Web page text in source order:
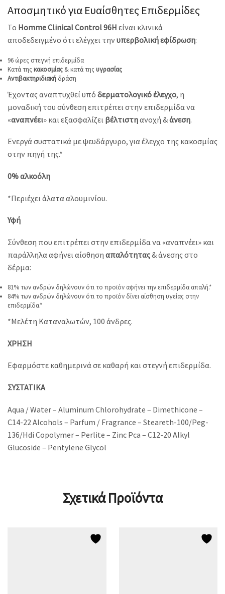
Αποσμητικό για Ευαίσθητες Επιδερμίδες
Το Homme Clinical Control 96H είναι κλινικά
αποδεδειγμένο ότι ελέγχει τηνυπερβολική εφίδρωση:
96 ώρες στεγνή επιδερμίδα
Κατά της κακοσμίας & κατά της υγρασίας
Αντιβακτηριδιακή δράση
Έχοντας αναπτυχθεί υπό δερματολογικό έλεγχο, η
μοναδική του σύνθεση επιτρέπει στην επιδερμίδα να
«αναπνέει» και εξασφαλίζει βέλτιστηανοχή &άνεση.
Ενεργά συστατικά με ψευδάργυρο, για έλεγχο της κακοσμίας
στην πηγή της.*
0% αλκοόλη
*Περιέχει άλατα αλουμινίου.
Υφή
Σύνθεση που επιτρέπει στην επιδερμίδα να «αναπνέει» και
παράλληλα αφήνει αίσθηση απαλότητας& άνεσης στο
δέρμα:
81% των ανδρών δηλώνουν ότι το προϊόν αφήνει την επιδερμίδα απαλή.*
84% των ανδρών δηλώνουν ότι το προϊόν δίνει αίσθηση υγείας στην
επιδερμίδα.*
*Μελέτη Καταναλωτών, 100 άνδρες.
ΧΡΗΣΗ
Εφαρμόστε καθημερινά σε καθαρή και στεγνή επιδερμίδα.
ΣΥΣΤΑΤΙΚΑ
Aqua / Water – Aluminum Chlorohydrate – Dimethicone –
C14-22 Alcohols – Parfum / Fragrance – Steareth-100/Peg-
136/Hdi Copolymer – Perlite – Zinc Pca – C12-20 Alkyl
Glucoside – Pentylene Glycol
Σχετικά Προϊόντα